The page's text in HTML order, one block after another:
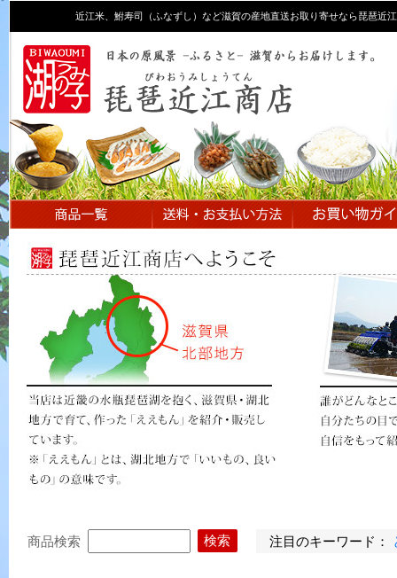
近江米、鮒寿司（ふなずし）など滋賀の産地直送お取り寄せなら琵琶近
商品検索 注目のキーワード：